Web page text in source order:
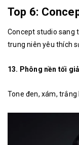
Top 6:
Concept studio sang
trung niên yêu thích
13. Phông nền tối
Tone đen, xám,